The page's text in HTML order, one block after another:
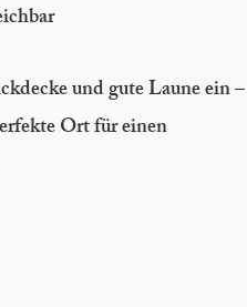
und gute Laune ein –
Ort für einen